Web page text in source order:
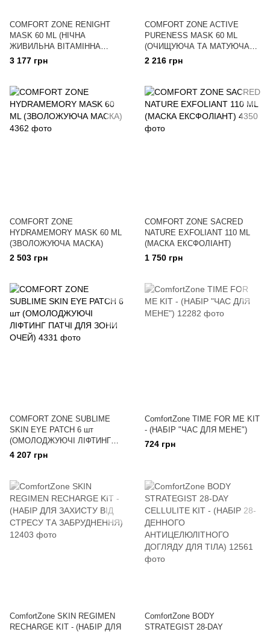
COMFORT ZONE RENIGHT
MASK 60 ML (НІЧНА
ЖИВИЛЬНА ВІТАМІННА
МАСКА)
3 177 грн
COMFORT ZONE ACTIVE
PURENESS MASK 60 ML
(ОЧИЩУЮЧА ТА МАТУЮЧА
МАСКА)
2 216 грн
COMFORT ZONE
HYDRAMEMORY MASK 60 ML
(ЗВОЛОЖУЮЧА МАСКА)
2 503 грн
COMFORT ZONE SACRED
NATURE EXFOLIANT 110 ML
(МАСКА ЕКСФОЛІАНТ)
1 750 грн
COMFORT ZONE SUBLIME
SKIN EYE PATCH 6 шт
(ОМОЛОДЖУЮЧІ ЛІФТИНГ
ПАТЧІ ДЛЯ ЗОНИ ОЧЕЙ)
4 207 грн
ComfortZone TIME FOR ME KIT
- (НАБІР "ЧАС ДЛЯ МЕНЕ")
724 грн
ComfortZone SKIN REGIMEN
RECHARGE KIT - (НАБІР ДЛЯ
ComfortZone BODY
STRATEGIST 28-DAY